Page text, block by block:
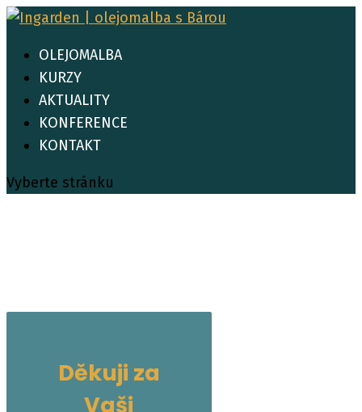
OLEJOMALBA
KURZY
AKTUALITY
KONFERENCE
KONTAKT
Vyberte stránku
Děkuji za
Vaši